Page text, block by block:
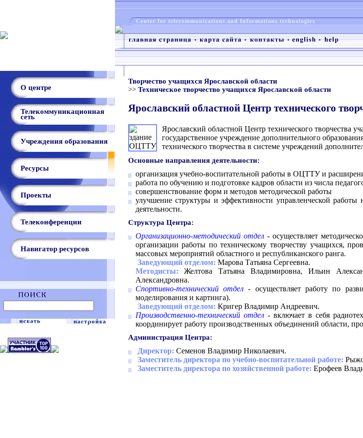
О центре
Телекоммуникационная
сеть
Учреждения образования
Ресурсы
Проекты
Телеконференции
Навигатор ресурсов
Творчество учащихся Ярославской области
>> Техническое творчество учащихся Ярославской области
Ярославский областной Центр технического
Ярославский областной Центр технического творчества
государственное учреждение дополнительного
технического творчества в системе учреждений
Основные направления деятельности:
организация учебно-воспитательной работы в ОЦТТУ и
работа по обучению и подготовке кадров области из числа
совершенствование форм и методов методической работы
улучшение структуры и эффективности управленческой
деятельности.
Структура Центра:
Организационно-методический отдел- осуществляет
организации работы по техническому творчеству учащихся,
массовых мероприятий областного и республиканского ранга.
Заведующий отделом: Марова Татьяна Сергеевна.
Методисты: Желтова Татьяна Владимировна, Ильин
Александровна.
Спортивно-технический отдел - осуществляет работу по
моделирования и картинга).
Заведующий отделом: Кригер Владимир Андреевич.
Производственно-технический отдел- включает в себя
координирует работу производственных объединений области,
Администрация Центра:
Директор: Семенов Владимир Николаевич.
Заместитель директора по учебно-воспитательной работе:
Заместитель директора по хозяйственной работе: Ерофеев